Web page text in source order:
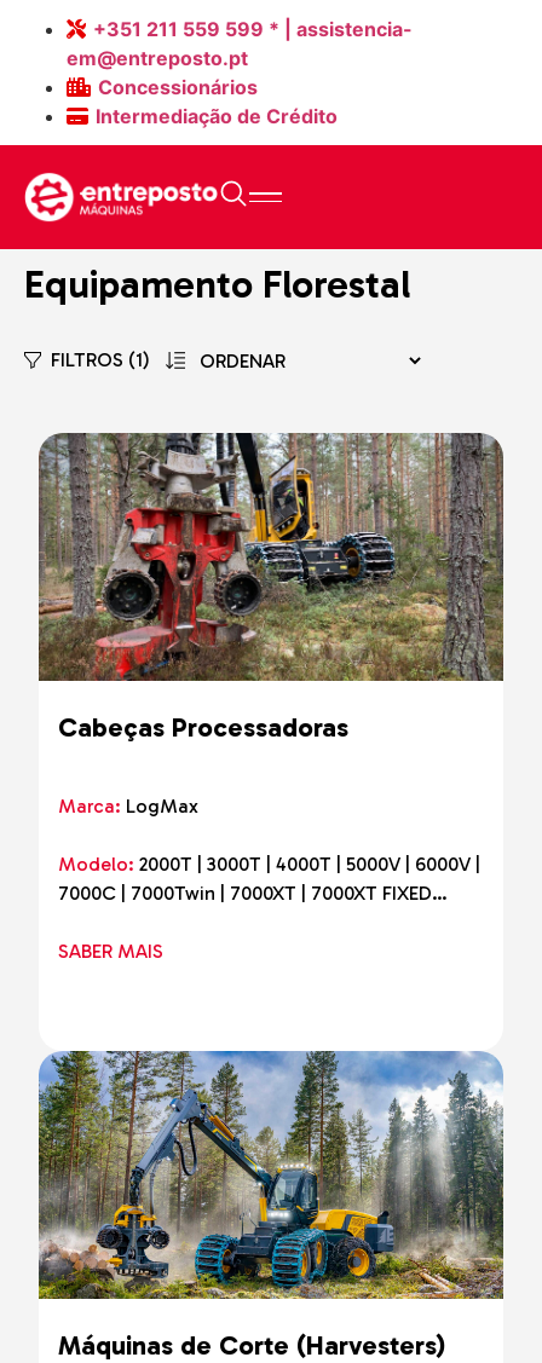
+351 211 559 599 * | assistencia-
em@entreposto.pt
Concessionários
Intermediação de Crédito
Home > Máquinas Novas
Equipamento Florestal
FILTROS (1)
Cabeças Processadoras
Marca: LogMax
Modelo: 2000T | 3000T | 4000T | 5000V | 6000V |
7000C | 7000Twin | 7000XT | 7000XT FIXED
SABER MAIS
Máquinas de Corte (Harvesters)